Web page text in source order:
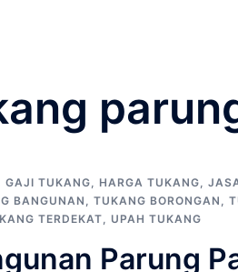
GAJI TUKANG, HARGA TUKANG,
BANGUNAN , TUKANG BORONGAN ,
TERDEKAT, UPAH TUKANG
Parung